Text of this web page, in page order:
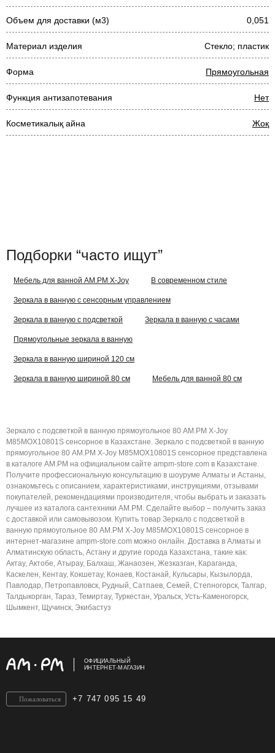
Объем для доставки (м3) 0,051
Материал изделия Стекло; пластик
Форма Прямоугольная
Функция антизапотевания Нет
Косметикалық айна Жоқ
Подборки “часто ищут”
Мебель для ванной AM.PM X-Joy В современном стиле
Зеркала в ванную с сенсорным управлением
Зеркала в ванную с подсветкой Зеркала в ванную с часами
Прямоугольные зеркала в ванную
Зеркала в ванную шириной 120 см
Зеркала в ванную шириной 80 см Мебель для ванной 80 см
Зеркало с подсветкой в ванную прямоугольное 80 AM.PM X-Joy
M85MOX10801S сенсорное в Казахстане. Зеркало с подсветкой в ванную
прямоугольное 80 AM.PM X-Joy M85MOX10801S сенсорное представлена
в каталоге AM.PM на официальном сайте ampm-store.com в Казахстане.
Получите профессиональную консультацию в шоуруме Алматы и Астаны,
ознакомьтесь с описанием, характеристиками, инструкциями, отзывами
покупателей, рекомендациями производителя, чтобы выбрать и заказать
лучшее из каталога сантехники AM.PM. Сделайте выбор – получить заказ
с доставкой или самовывозом. Купить товар Зеркало с подсветкой в
ванную прямоугольное 80 AM.PM X-Joy M85MOX10801S сенсорное в
интернет-магазине ampm-store.com можно онлайн. Доставка в Алматы и
Алматинскую область, Астану и другие города Казахстана, такие как:
Актау, Актобе, Атырау, Балхаш, Жанаозен, Жезказган, Караганда,
Каскелен, Кентау, Кокшетау, Конаев, Костанай, Кульсары, Кызылорда,
Павлодар, Петропавловск, Рудный, Сатпаев, Семей, Степногорск, Талгар,
Талдыкорган, Тараз, Темиртау, Туркестан, Уральск, Усть-Каменогорск,
Шымкент, Щучинск, Экибастуз
ОФИЦИАЛЬНЫЙ
ИНТЕРНЕТ-МАГАЗИН
+7 747 095 15 49
Пожаловаться